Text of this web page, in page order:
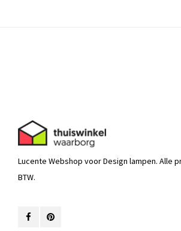
Lucente Webshop voor Design lampen. Alle
BTW.